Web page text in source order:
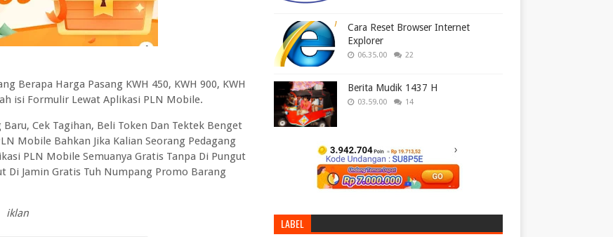
Berapa Harga Pasang KWH 450, KWH 900, KWH
isi Formulir Lewat Aplikasi PLN Mobile.
Cek Tagihan, Beli Token Dan Tektek Benget
Mobile Bahkan Jika Kalian Seorang Pedagang
PLN Mobile Semuanya Gratis Tanpa Di Pungut
Di Jamin Gratis Tuh Numpang Promo Barang
iklan
Cara Reset Browser Internet
Explorer
06.35.00 22
Berita Mudik 1437 H
03.59.00 14
LABEL